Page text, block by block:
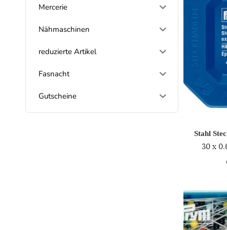
Mercerie
Nähmaschinen
reduzierte Artikel
Fasnacht
Gutscheine
Stahl
30 x